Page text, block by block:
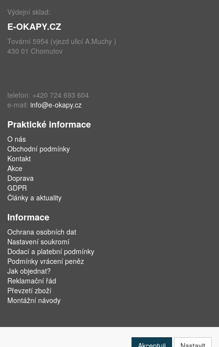
Výdejní sklad:
E-OKAPY.CZ
Tovární 5954 (vjezd ulicí A.Muchy )
430 01 Chomutov
telefon: +420 724 693 604
e-mail: info@e-okapy.cz
Praktické informace
O nás
Obchodní podmínky
Kontakt
Akce
Doprava
GDPR
Články a aktuality
Informace
Ochrana osobních dat
Nastavení soukromí
Dodací a platební podmínky
Podmínky vrácení peněz
Jak objednat?
Reklamační řád
Převzetí zboží
Montážní návody